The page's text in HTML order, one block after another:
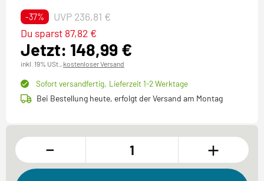
-37% UVP 236,81 €
Jetzt: 148,99 €
Du sparst 87,82 €
inkl. 19% USt., kostenloser Versand
Sofort versandfertig, Lieferzeit 1-2 Werktage
Bei Bestellung heute, erfolgt der Versand am Montag
- +